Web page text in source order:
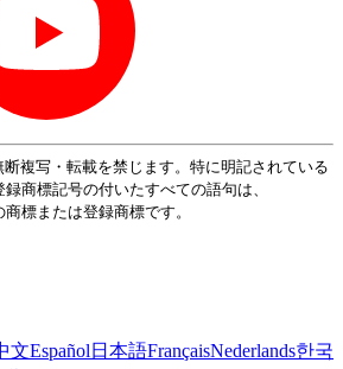
複写・転載を禁じます。特に明記されている
商標記号の付いたすべての語句は、
標または登録商標です。
文Español 日本語FrançaisNederlands한국